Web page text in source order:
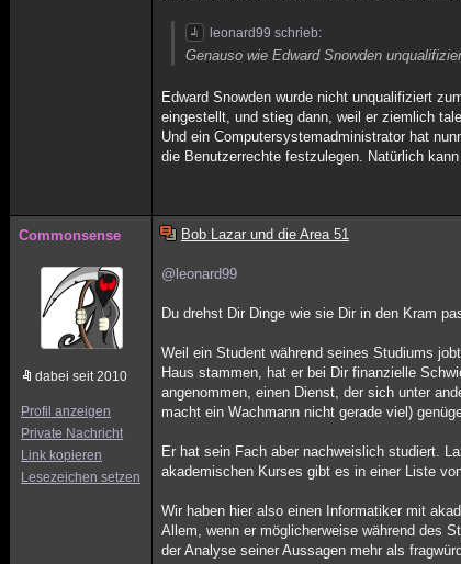
leonard99 schrieb:
Genauso wie Edward Snowden
Edward Snowden wurde nicht unqualifiziert
eingestellt, und stieg dann, weil er ziemlich
Und ein Computersystemadministrator hat
die Benutzerrechte festzulegen. Natürlich
Commonsense
dabei seit 2010
Profil anzeigen
Private Nachricht
Link kopieren
Lesezeichen setzen
Bob Lazar und die Area 51
@leonard99
Du drehst Dir Dinge wie sie Dir in den Kram
Weil ein Student während seines Studiums
Haus stammen, hat er bei Dir finanzielle
angenommen, einen Dienst, der sich unter
macht ein Wachmann nicht gerade viel)
Er hat sein Fach aber nachweislich studiert.
akademischen Kurses gibt es in einer Liste
Wir haben hier also einen Informatiker mit
Allem, wenn er möglicherweise während des
der Analyse seiner Aussagen mehr als